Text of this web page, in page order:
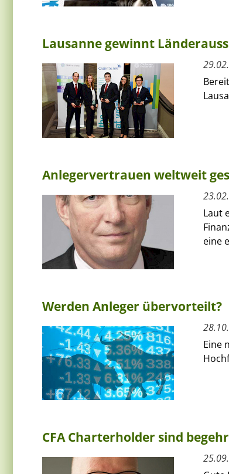
Lausanne gewinnt
Anlegervertrauen weltweit
Laut
eine
Werden Anleger übervorteilt?
Eine
CFA Charterholder sind